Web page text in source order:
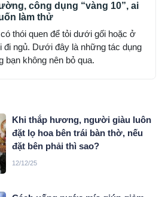
công dụng “vàng 10”, ai
làm thử
thói quen để tỏi dưới gối hoặc ở
ngủ. Dưới đây là những tác dụng
bạn không nên bỏ qua.
Khi thắp hương, người giàu luôn
đặt lọ hoa bên trái bàn thờ, nếu
đặt bên phải thì sao?
12/12/25